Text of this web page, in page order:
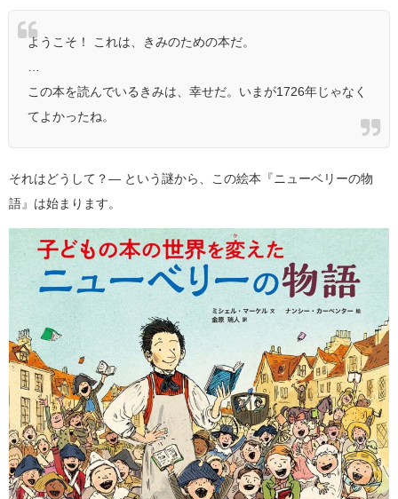
ようこそ！ これは、きみのための本だ。
この本を読んでいるきみは、幸せだ。いまが1726年じゃなく
てよかったね。
それはどうして？― という謎から、この絵本『ニューベリーの物
語』は始まります。